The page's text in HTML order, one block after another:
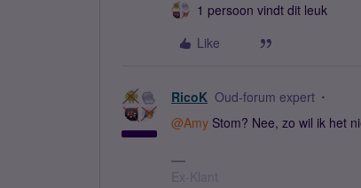
1 persoon vindt dit leuk
Like
RicoK Oud-forum expert
@Amy Stom? Nee, zo wil ik het
Ex-Klant